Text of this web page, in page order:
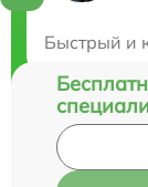
Быстрый и